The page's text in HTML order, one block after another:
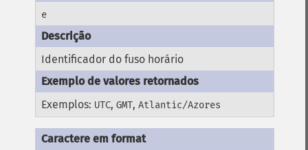
e
Identificador do fuso horário
Exemplos: UTC,GMT,Atlantic/Azores